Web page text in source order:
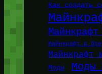
Как создать
Майнкрафт в
Майнкрафт
Моды Моды